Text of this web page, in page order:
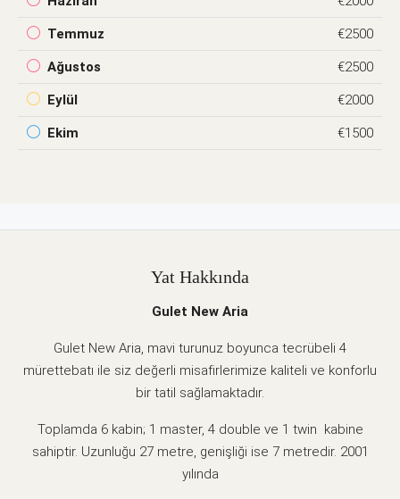
Temmuz €2500
Ağustos €2500
Eylül €2000
Ekim €1500
Yat Hakkında
Gulet New Aria
Gulet New Aria, mavi turunuz boyunca tecrübeli 4
mürettebatı ile siz değerli misafirlerimize kaliteli ve konforlu
bir tatil sağlamaktadır.
Toplamda 6 kabin; 1 master, 4 double ve 1 twin kabine
sahiptir. Uzunluğu 27 metre, genişliği ise 7 metredir. 2001
yılında